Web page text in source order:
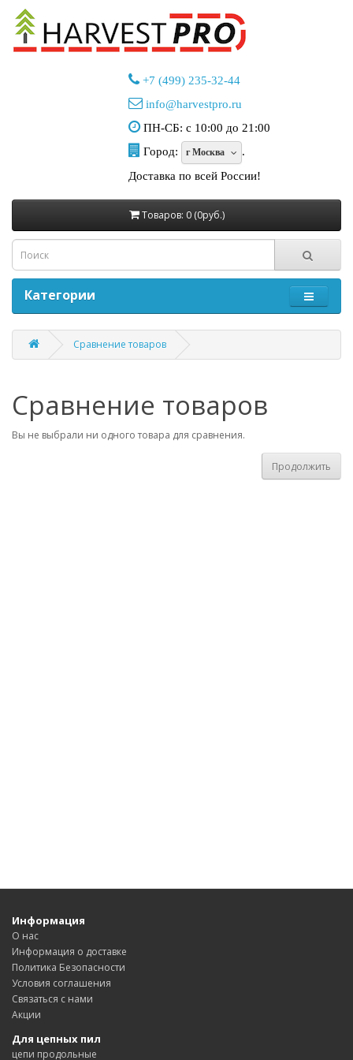
+7 (499) 235-32-44
info@harvestpro.ru
ПН-СБ: с 10:00 до 21:00
Город:
г Москва
.
Доставка по всей России!
Товаров: 0 (0руб.)
Категории
Сравнение товаров
Сравнение товаров
Вы не выбрали ни одного товара для сравнения.
Продолжить
Информация
О нас
Информация о доставке
Политика Безопасности
Условия соглашения
Связаться с нами
Акции
Для цепных пил
цепи продольные